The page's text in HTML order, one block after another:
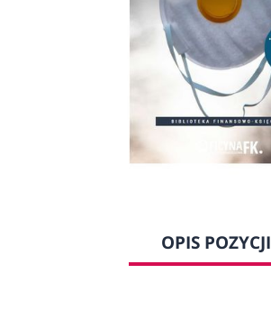
OPIS POZYCJI